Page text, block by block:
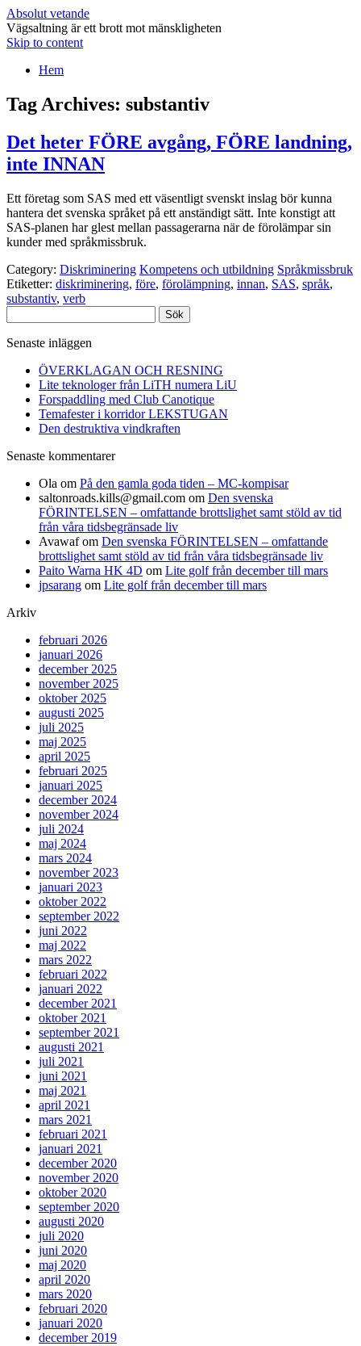
Absolut vetande
Vägsaltning är ett brott mot mänskligheten
Skip to content
Hem
Tag Archives: substantiv
Det heter FÖRE avgång, FÖRE landning,
inte INNAN
Ett företag som SAS med ett väsentligt svenskt inslag bör kunna
hantera det svenska språket på ett anständigt sätt. Inte konstigt att
SAS-planen har glest mellan passagerarna när de förolämpar sin
kunder med språkmissbruk.
Category: Diskriminering Kompetens och utbildning Språkmissbruk
Etiketter: diskriminering, före, förolämpning, innan, SAS, språk,
substantiv, verb
efter:
Senaste inläggen
ÖVERKLAGAN OCH RESNING
Lite teknologer från LiTH numera LiU
Forspaddling med Club Canotique
Temafester i korridor LEKSTUGAN
Den destruktiva vindkraften
Senaste kommentarer
Ola om På den gamla goda tiden – MC-kompisar
saltonroads.kills@gmail.com om Den svenska
FÖRINTELSEN – omfattande brottslighet samt stöld av tid
från våra tidsbegränsade liv
Avawafom Den svenska FÖRINTELSEN – omfattande
brottslighet samt stöld av tid från våra tidsbegränsade liv
Paito Warna HK 4D om Lite golf från december till mars
jpsarang om Lite golf från december till mars
Arkiv
februari 2026
januari 2026
december 2025
november 2025
oktober 2025
augusti 2025
juli 2025
maj 2025
april 2025
februari 2025
januari 2025
december 2024
november 2024
juli 2024
maj 2024
mars 2024
november 2023
januari 2023
oktober 2022
september 2022
juni 2022
maj 2022
mars 2022
februari 2022
januari 2022
december 2021
oktober 2021
september 2021
augusti 2021
juli 2021
juni 2021
maj 2021
april 2021
mars 2021
februari 2021
januari 2021
december 2020
november 2020
oktober 2020
september 2020
augusti 2020
juli 2020
juni 2020
maj 2020
april 2020
mars 2020
februari 2020
januari 2020
december 2019